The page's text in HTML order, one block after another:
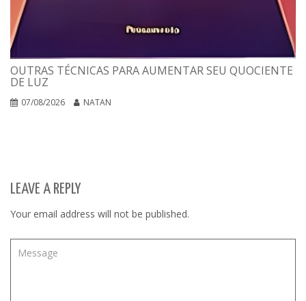
OUTRAS TÉCNICAS PARA AUMENTAR SEU QUOCIENTE
DE LUZ
07/08/2026 NATAN
LEAVE A REPLY
Your email address will not be published.